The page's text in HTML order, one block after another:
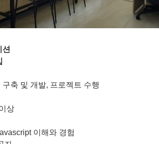
축 및 개발, 프로젝트 수행
상
이해와 경험